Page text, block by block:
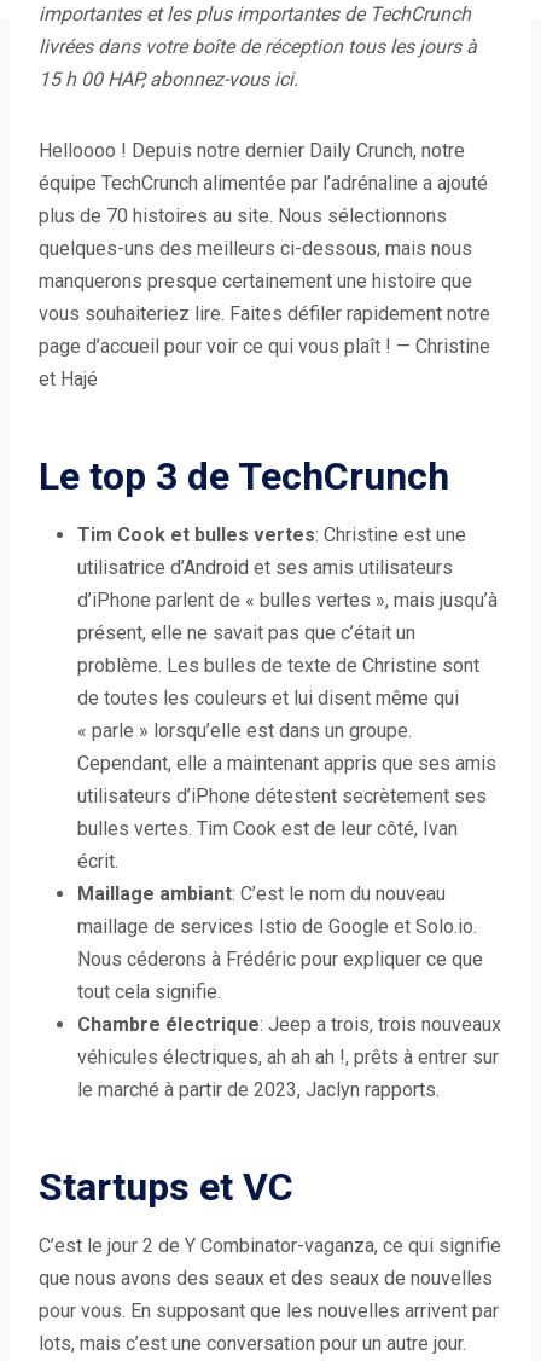
importantes et les plus importantes de TechCrunch
livrées dans votre boîte de réception tous les jours à
15 h 00 HAP, abonnez-vous ici.
Helloooo ! Depuis notre dernier Daily Crunch, notre
équipe TechCrunch alimentée par l’adrénaline a ajouté
plus de 70 histoires au site. Nous sélectionnons
quelques-uns des meilleurs ci-dessous, mais nous
manquerons presque certainement une histoire que
vous souhaiteriez lire. Faites défiler rapidement notre
page d’accueil pour voir ce qui vous plaît ! — Christine
et Hajé
Le top 3 de TechCrunch
Tim Cook et bulles vertes: Christine est une
utilisatrice d’Android et ses amis utilisateurs
d’iPhone parlent de « bulles vertes », mais jusqu’à
présent, elle ne savait pas que c’était un
problème. Les bulles de texte de Christine sont
de toutes les couleurs et lui disent même qui
« parle » lorsqu’elle est dans un groupe.
Cependant, elle a maintenant appris que ses amis
utilisateurs d’iPhone détestent secrètement ses
bulles vertes. Tim Cook est de leur côté, Ivan
écrit.
Maillage ambiant: C’est le nom du nouveau
maillage de services Istio de Google et Solo.io.
Nous céderons à Frédéric pour expliquer ce que
tout cela signifie.
Chambre électrique: Jeep a trois, trois nouveaux
véhicules électriques, ah ah ah !, prêts à entrer sur
le marché à partir de 2023, Jaclyn rapports.
Startups et VC
C’est le jour 2 de Y Combinator-vaganza, ce qui signifie
que nous avons des seaux et des seaux de nouvelles
pour vous. En supposant que les nouvelles arrivent par
lots, mais c’est une conversation pour un autre jour.